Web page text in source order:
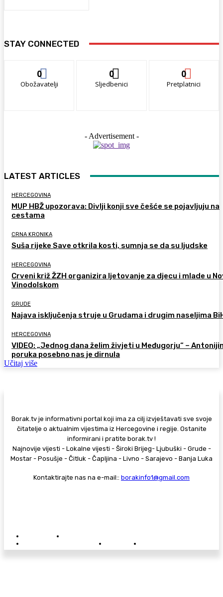
STAY CONNECTED
0
Obožavatelji
0
Sljedbenici
0
Pretplatnici
- Advertisement -
LATEST ARTICLES
HERCEGOVINA
MUP HBŽ upozorava: Divlji konji sve češće se pojavljuju na
cestama
CRNA KRONIKA
Suša rijeke Save otkrila kosti, sumnja se da su ljudske
HERCEGOVINA
Crveni križ ŽZH organizira ljetovanje za djecu i mlade u
Vinodolskom
GRUDE
Najava isključenja struje u Grudama i drugim naseljima
HERCEGOVINA
VIDEO: „Jednog dana želim živjeti u Međugorju“ –
poruka posebno nas je dirnula
Učitaj više
Borak.tv je informativni portal koji ima za cilj izvještavati sve svoje
čitatelje o aktualnim vijestima iz Hercegovine i regije. Ostanite
informirani i pratite borak.tv !
Najnovije vijesti - Lokalne vijesti - Široki Brijeg- Ljubuški - Grude -
Mostar - Posušje - Čitluk - Čapljina - Livno - Sarajevo - Banja Luka
Kontaktirajte nas na e-mail:: borakinfo1@gmail.com